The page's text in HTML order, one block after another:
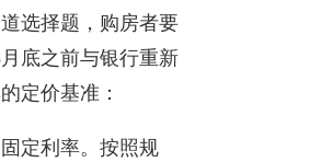
选择题，购房者要
底之前与银行重新
定价基准：
定利率。按照规